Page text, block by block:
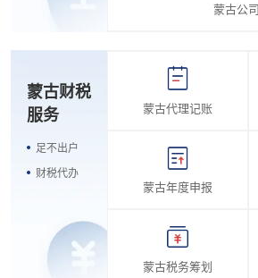
蒙古公
蒙古财税
服务
足不出户
财税代办
蒙古代理记账
蒙古年度申报
蒙古税务筹划